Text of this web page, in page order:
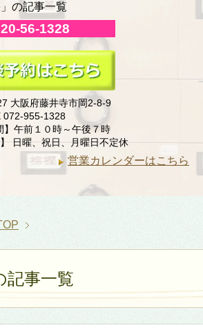
」の記事一覧
56-1328
大阪府藤井寺市岡2-8-9
072-955-1328
】午前１０時～午後７時
日曜、祝日、月曜日不定休
営業カレンダーはこちら
記事一覧